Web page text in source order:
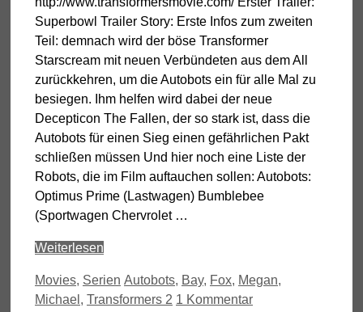
Superbowl Trailer Story: Erste Infos zum zweiten
Teil: demnach wird der böse Transformer
Starscream mit neuen Verbündeten aus dem All
zurückkehren, um die Autobots ein für alle Mal zu
besiegen. Ihm helfen wird dabei der neue
Decepticon The Fallen, der so stark ist, dass die
Autobots für einen Sieg einen gefährlichen Pakt
schließen müssen Und hier noch eine Liste der
Robots, die im Film auftauchen sollen: Autobots:
Optimus Prime (Lastwagen) Bumblebee
(Sportwagen Chervrolet …
Weiterlesen
Kategorien
Movies, Serien Schlagwörter
Autobots, Bay, Fox, Megan,
Michael , Transformers 2 1 Kommentar